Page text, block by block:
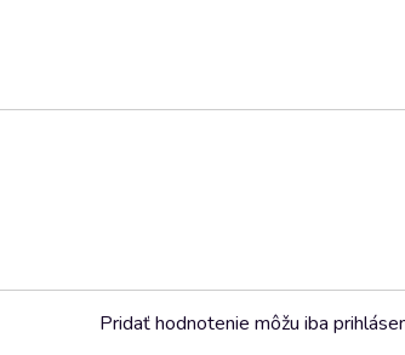
Pridať hodnotenie môžu iba